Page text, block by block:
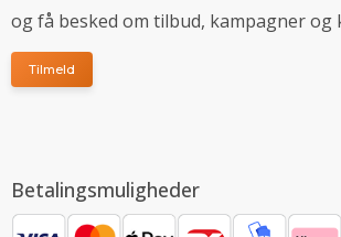
og få besked om tilbud, kampagner og
Tilmeld
Betalingsmuligheder